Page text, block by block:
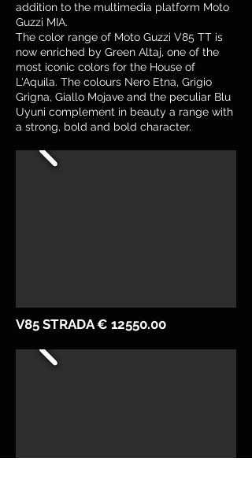
addition to the multimedia platform Moto
Guzzi MIA.
The color range of Moto Guzzi V85 TT is
now enriched by Green Altaj, one of the
most iconic colors for the House of
L'Aquila. The colours Nero Etna, Grigio
Grigna, Giallo Mojave and the peculiar Blu
Uyuni complement in beauty a range with
a strong, bold and bold character.
V85 STRADA € 12550.00